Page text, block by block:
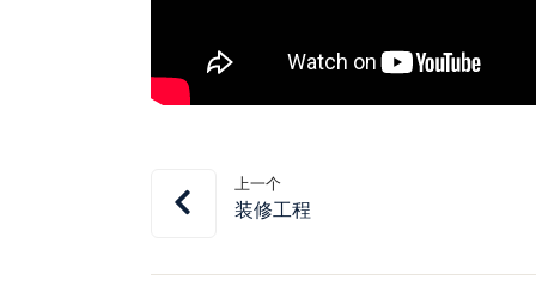
上一个
装修工程